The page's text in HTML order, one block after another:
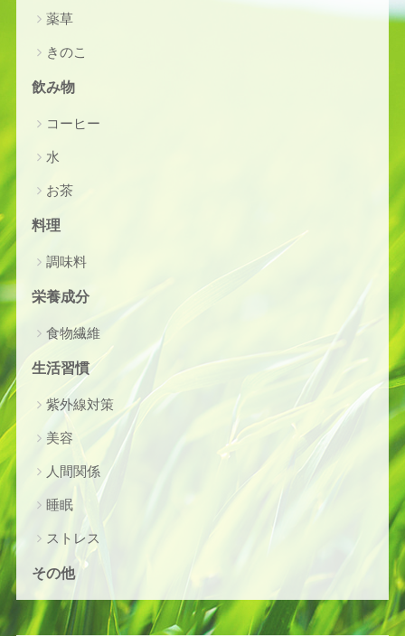
薬草
きのこ
飲み物
コーヒー
水
お茶
料理
調味料
栄養成分
食物繊維
生活習慣
紫外線対策
美容
人間関係
睡眠
ストレス
その他